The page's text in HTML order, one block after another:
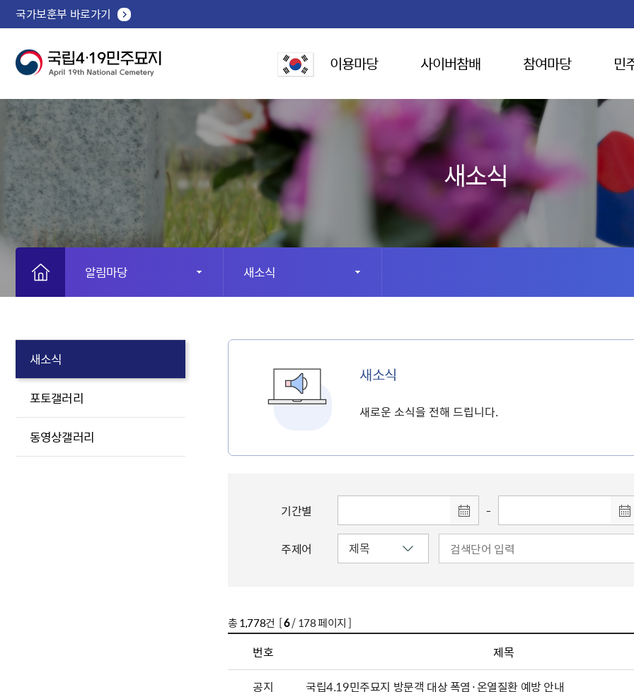
국가보훈부 바로가기
이용마당 사이버참배 참여마당 민
새소식
알림마당 새소식
새소식
포토갤러리
동영상갤러리
새소식
새로운 소식을 전해 드립니다.
기간별 -
주제어
총1,778건 [6/ 178 페이지 ]
번호 제목
공지
국립4.19민주묘지 방문객 대상 폭염·온열질환 예방 안내